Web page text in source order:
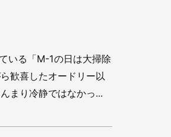
いる「M-1の日は大掃除
歓喜したオードリー以
まり冷静ではなかっ...